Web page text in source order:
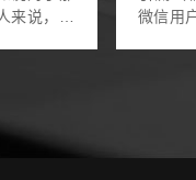
来说，也
，把自己
微信用户） 2、营